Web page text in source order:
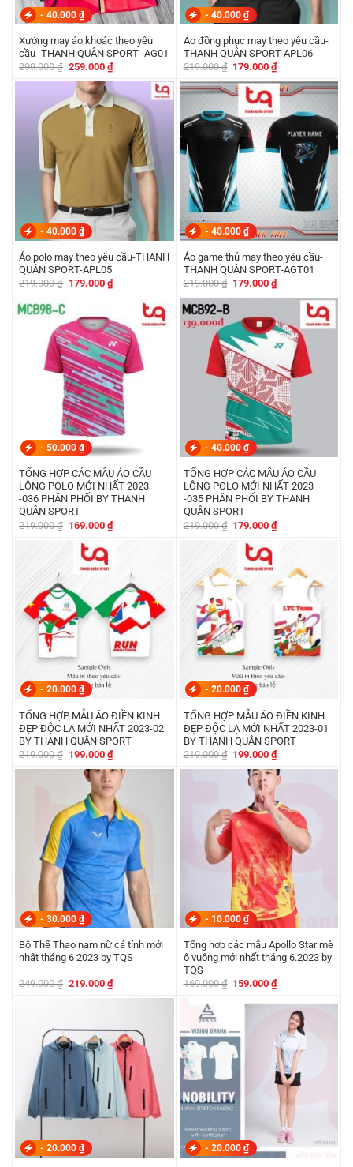
- 40.000 ₫
Xưởng may áo khoác theo yêu
cầu -THANH QUÂN SPORT -AG01
299.000₫ Giá
là:
299.000 ₫.
259.000 ₫Giá
hiện
tại
là:
259.000 ₫.
- 40.000 ₫
Áo đồng phục may theo yêu cầu-
THANH QUÂN SPORT-APL06
219.000₫ Giá
là:
219.000 ₫.
179.000₫Giá
tại
là:
- 40.000 ₫
Áo polo may theo yêu cầu-THANH
QUÂN SPORT-APL05
219.000₫ Giá
179.000 ₫Giá
hiện
179.000 ₫.
- 40.000 ₫
Áo game thủ may theo yêu cầu-
THANH QUÂN SPORT-AGT01
219.000₫ Giá
là:
179.000₫Giá
tại
179.000 ₫.
- 50.000 ₫
TỔNG HỢP CÁC MẪU ÁO CẦU
LÔNG POLO MỚI NHẤT 2023
-036 PHÂN PHỐI BY THANH
QUÂN SPORT
219.000₫ Giá
là:
219.000 ₫.
169.000 ₫Giá
hiện
- 40.000 ₫
TỔNG HỢP CÁC MẪU ÁO CẦU
LÔNG POLO MỚI NHẤT 2023
-035 PHÂN PHỐI BY THANH
QUÂN SPORT
219.000₫ Giá
là:
219.000 ₫.
179.000₫Giá
- 20.000 ₫
TỔNG HỢP MẪU ÁO ĐIỀN KINH
ĐẸP ĐỘC LẠ MỚI NHẤT 2023-02
BY THANH QUÂN SPORT
219.000₫ Giá
là:
219.000 ₫.
199.000 ₫Giá
hiện
tại
là:
199.000 ₫.
- 20.000 ₫
TỔNG HỢP MẪU ÁO ĐIỀN KINH
ĐẸP ĐỘC LẠ MỚI NHẤT 2023-01
BY THANH QUÂN SPORT
219.000₫ Giá
là:
219.000 ₫.
199.000₫Giá
tại
là:
- 30.000 ₫
Bộ Thể Thao nam nữ cá tính mới
nhất tháng 6 2023 by TQS
249.000₫ Giá
219.000 ₫Giá
hiện
- 10.000 ₫
Tổng hợp các mẫu Apollo Star mè
ô vuông mới nhất tháng 6.2023 by
TQS
169.000₫ Giá
159.000₫Giá
tại
159.000 ₫.
- 20.000 ₫ - 20.000 ₫